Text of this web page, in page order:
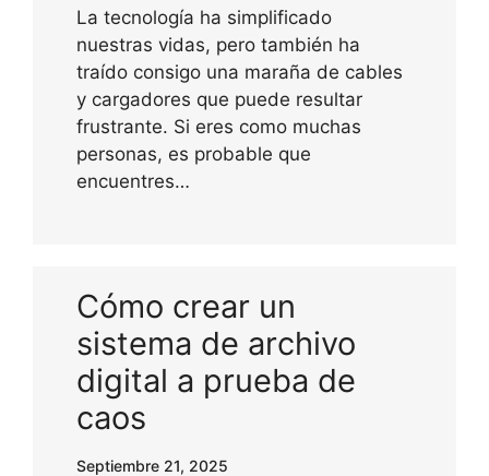
La tecnología ha simplificado
nuestras vidas, pero también ha
traído consigo una maraña de cables
y cargadores que puede resultar
frustrante. Si eres como muchas
personas, es probable que
encuentres…
Cómo crear un
sistema de archivo
digital a prueba de
caos
Septiembre 21, 2025